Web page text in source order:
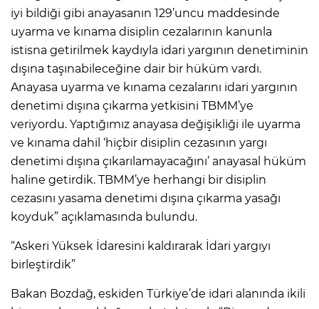
iyi bildiği gibi anayasanın 129’uncu maddesinde
uyarma ve kınama disiplin cezalarının kanunla
istisna getirilmek kaydıyla idari yargının denetiminin
dışına taşınabileceğine dair bir hüküm vardı.
Anayasa uyarma ve kınama cezalarını idari yargının
denetimi dışına çıkarma yetkisini TBMM’ye
veriyordu. Yaptığımız anayasa değişikliği ile uyarma
ve kınama dahil ‘hiçbir disiplin cezasının yargı
denetimi dışına çıkarılamayacağını’ anayasal hüküm
haline getirdik. TBMM’ye herhangi bir disiplin
cezasını yasama denetimi dışına çıkarma yasağı
koyduk” açıklamasında bulundu.
“Askeri Yüksek İdaresini kaldırarak İdari yargıyı
birleştirdik”
Bakan Bozdağ, eskiden Türkiye’de idari alanında ikili